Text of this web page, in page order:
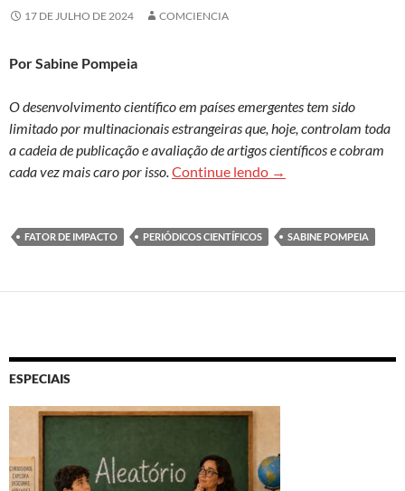
17 DE JULHO DE 2024 COMCIENCIA
Por Sabine Pompeia
O desenvolvimento científico em países emergentes tem sido
limitado por multinacionais estrangeiras que, hoje, controlam toda
a cadeia de publicação e avaliação de artigos científicos e cobram
cada vez mais caro por isso.Continue lendo Grandes periódicos
→
FATOR DE IMPACTO PERIÓDICOS CIENTÍFICOS SABINE POMPEIA
ESPECIAIS